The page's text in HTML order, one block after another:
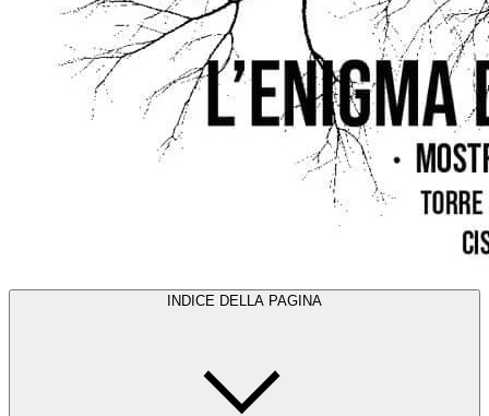
INDICE DELLA PAGINA